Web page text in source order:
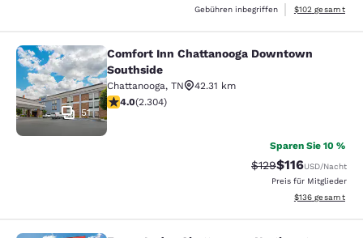
Gebühren inbegriffen
Geschätzte
$102 gesamt
Comfort Inn Chattanooga
51
Comfort Inn Chattanooga Downtown
Southside
Chattanooga, TN
42.31 km
4.02-Sterne-Bewertung. Sehr gut. 2304 Bewertungen
4.0(2.304)
Sparen Sie 10 %
Durchgestrichener
$129Vergünstigter
$116USD/Nacht
Preis für Mitglieder
Geschätzte
$136 gesamt